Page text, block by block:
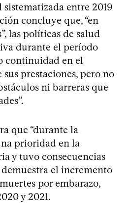
entre 2019
concluye que, “en
las políticas de salud
durante el período
continuidad en el
prestaciones, pero no
ni barreras que
que “durante la
prioridad en la
y tuvo consecuencias
el incremento
por embarazo,
y 2021.